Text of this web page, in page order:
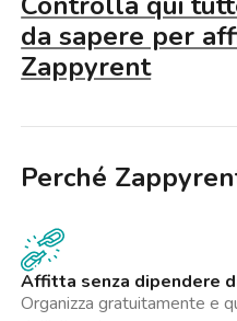
da sapere per
Zappyrent
Perché
Affitta senza dipendere
Organizza gratuitamente e